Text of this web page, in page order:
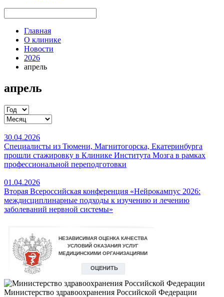
Главная
О клинике
Новости
2026
апрель
апрель
30.04.2026
Специалисты из Тюмени, Магнитогорска, Екатеринбурга
прошли стажировку в Клинике Института Мозга в рамках
профессиональной переподготовки
01.04.2026
Вторая Всероссийская конференция «Нейрокампус 2026:
междисциплинарные подходы к изучению и лечению
заболеваний нервной системы»
Министерство здравоохранения Российской Федерации